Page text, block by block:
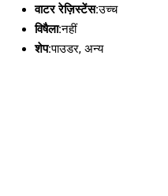
वाटर रेज़िस्टेंस:उच्च
विषैला:नहीं
शेप:पाउडर, अन्य